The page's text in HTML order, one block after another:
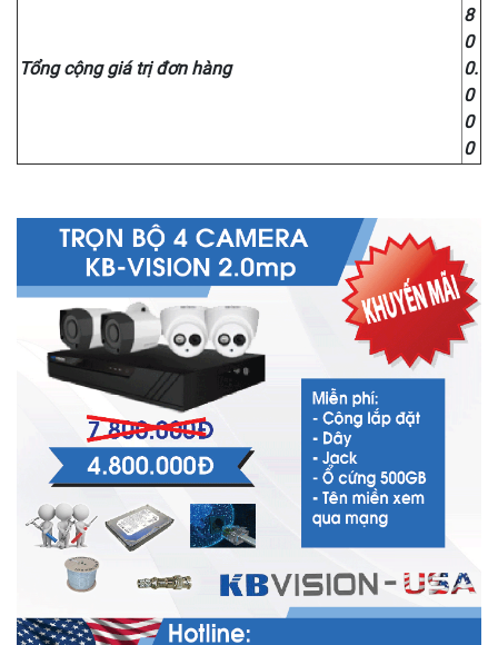
Tổng cộng giá trị đơn hàng
8
0
0.
0
0
0